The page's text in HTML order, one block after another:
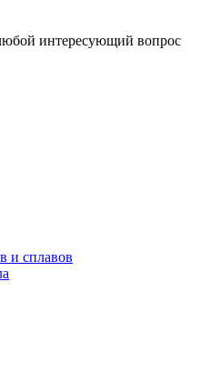
интересующий вопрос
и сплавов